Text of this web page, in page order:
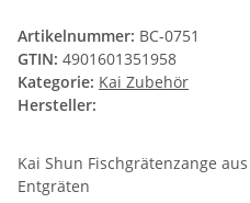
Artikelnummer: BC-0751
GTIN: 4901601351958
Kategorie: Kai Zubehör
Hersteller:
Kai Shun Fischgrätenzange
Entgräten